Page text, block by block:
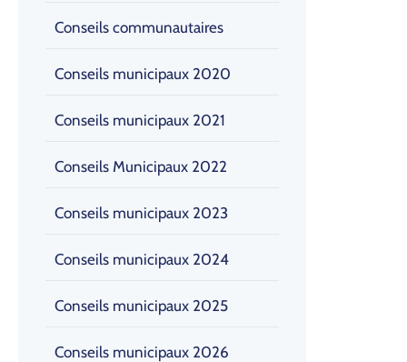
Conseils communautaires
Conseils municipaux 2020
Conseils municipaux 2021
Conseils Municipaux 2022
Conseils municipaux 2023
Conseils municipaux 2024
Conseils municipaux 2025
Conseils municipaux 2026